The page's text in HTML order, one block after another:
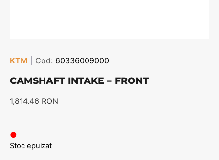
KTM Cod: 60336009000
CAMSHAFT INTAKE – FRONT
1,814.46 RON
●
Stoc epuizat